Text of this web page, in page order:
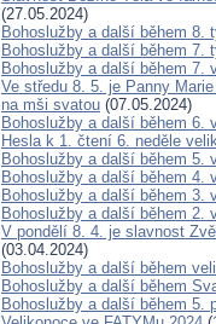
(27.05.2024)
Bohoslužby a další během 8.
Bohoslužby a další během 7.
Bohoslužby a další během 7.
Ve středu 8. 5. je Panny
na mši svatou (07.05.2024)
Bohoslužby a další během 6.
Hesla k 1. čtení 6. neděle
Bohoslužby a další během 5.
Bohoslužby a další během 4.
Bohoslužby a další během 3.
Bohoslužby a další během 2.
V pondělí 8. 4. je slavnost
(03.04.2024)
Bohoslužby a další během
Bohoslužby a další během
Bohoslužby a další během 5.